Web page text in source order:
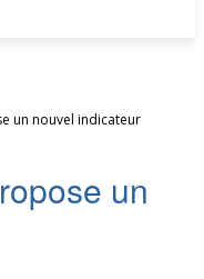
un nouvel indicateur
un